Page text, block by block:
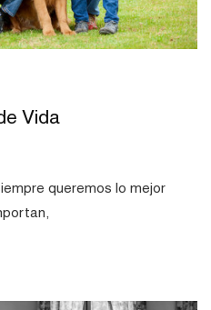
Vida
queremos lo mejor